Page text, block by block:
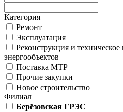
Категория
Ремонт
Эксплуатация
Реконструкция и
энергообъектов
Поставка МТР
Прочие закупки
Новое строительство
Филиал
Берёзовская ГРЭС